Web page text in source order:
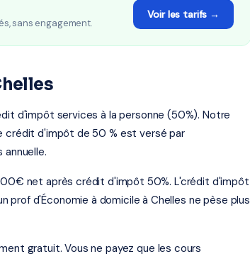
sans engagement.
Voir les tarifs →
d'impôt services à la personne (50%). Notre
crédit d'impôt de 50 % est versé par
net après crédit d'impôt 50%. L'crédit d'impôt
d'Économie à domicile à Chelles ne pèse plus
gratuit. Vous ne payez que les cours